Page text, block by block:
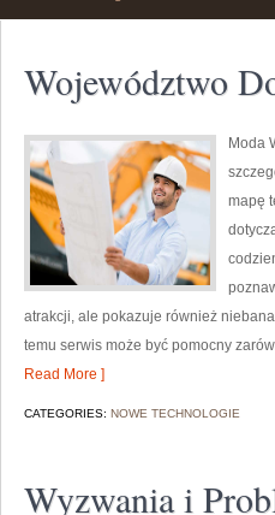
Województwo
Moda
mapę
atrakcji, ale pokazuje również
temu serwis może być pomocny
Read More ]
CATEGORIES: NOWE TECHNOLOGIE
Wyzwania i